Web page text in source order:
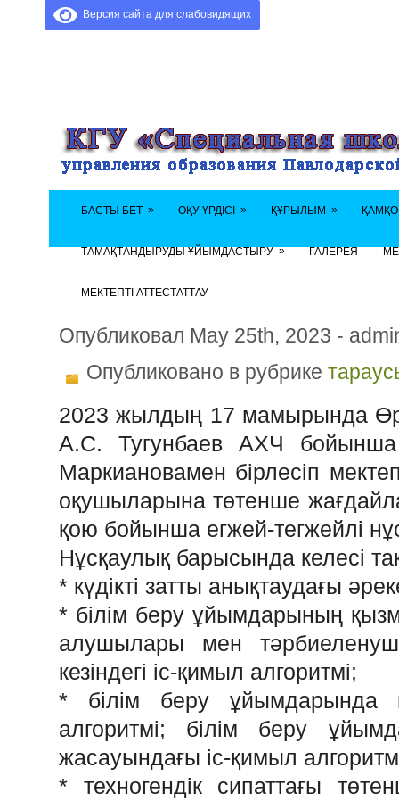
Версия сайта для слабовидящих
БАСТЫ БЕТ » ОҚУ ҮРДІСІ » ҚҰРЫЛЫМ »
ТАМАҚТАНДЫРУДЫ ҰЙЫМДАСТЫРУ » ГАЛЕРЕЯ
МЕКТЕПТІ АТТЕСТАТТАУ
Опубликовал May 25th, 2023 -
Опубликовано в рубрике
2023 жылдың 17 мамырында Өрт
А.С. Тугунбаев АХЧ
Маркиановамен бірлесіп
оқушыларына төтенше
қою бойынша егжей-тегжейлі
Нұсқаулық барысында келесі
* күдікті затты анықтаудағы
* білім беру ұйымдарының
алушылары мен
кезіндегі іс-қимыл алгоритмі;
* білім беру ұйымдарында
алгоритмі; білім беру
жасауындағы іс-қимыл
* техногендік сипаттағы